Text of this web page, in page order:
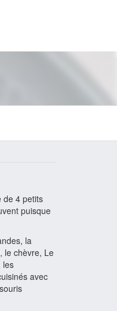
de 4 petits
puisque
la
le chèvre, Le
les
avec